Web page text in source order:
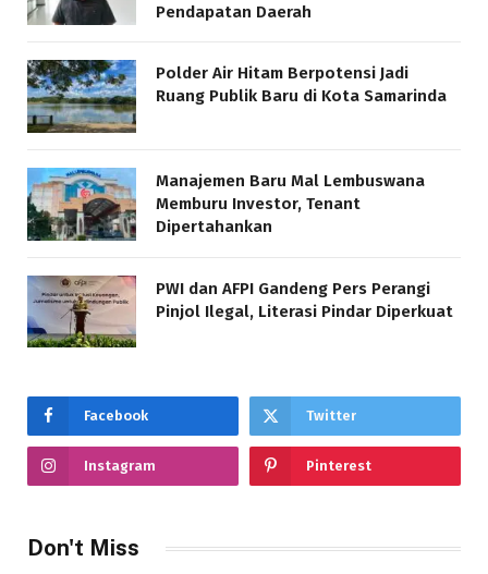
Pendapatan Daerah
Polder Air Hitam Berpotensi Jadi
Ruang Publik Baru di Kota Samarinda
Manajemen Baru Mal Lembuswana
Memburu Investor, Tenant
Dipertahankan
PWI dan AFPI Gandeng Pers Perangi
Pinjol Ilegal, Literasi Pindar Diperkuat
Facebook Twitter
Instagram Pinterest
Don't Miss